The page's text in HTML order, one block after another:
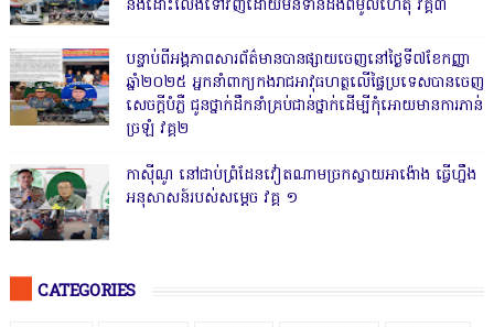
និងដោះលែងទៅវិញដោយមិនទាន់ដឹងពីមូលហេតុ វគ្គ៣
បន្ទាប់ពីអង្គភាពសារព័ត៌មានបានផ្សាយចេញនៅថ្ងៃទី៧ខែកញ្ញា
ឆ្នាំ២០២៥ អ្នកនាំពាក្យកងរាជអាវុធហត្ថលើផ្ទៃប្រទេសបានចេញ
សេចក្តីបំភ្លឺ ជូនថ្នាក់ដឹកនាំគ្រប់ជាន់ថ្នាក់ដើម្បីកុំអោយមានការភាន់
ច្រឡំ វគ្គ២
កាសុីណូ នៅជាប់ព្រំដែនវៀតណាមច្រកស្វាយអាង៉ោង ធ្វើហ្នឹង
អនុសាសន៍របស់សម្ដេច វគ្គ ១
CATEGORIES